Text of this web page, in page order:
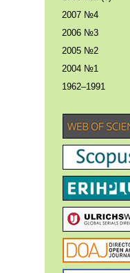
2007 №4
2006 №3
2005 №2
2004 №1
1962–1991